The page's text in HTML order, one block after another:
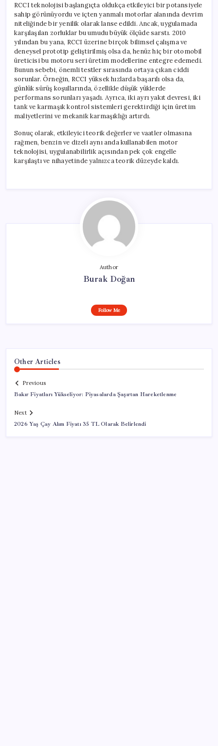
RCCI teknolojisi başlangıçta oldukça etkileyici bir potansiyele
sahip görünüyordu ve içten yanmalı motorlar alanında devrim
niteliğinde bir yenilik olarak lanse edildi. Ancak, uygulamada
karşılaşılan zorluklar bu umudu büyük ölçüde sarstı. 2010
yılından bu yana, RCCI üzerine birçok bilimsel çalışma ve
deneysel prototip geliştirilmiş olsa da, henüz hiç bir otomobil
üreticisi bu motoru seri üretim modellerine entegre edemedi.
Bunun sebebi, önemli testler sırasında ortaya çıkan ciddi
sorunlar. Örneğin, RCCI yüksek hızlarda başarılı olsa da,
günlük sürüş koşullarında, özellikle düşük yüklerde
performans sorunları yaşadı. Ayrıca, iki ayrı yakıt devresi, iki
tank ve karmaşık kontrol sistemleri gerektirdiği için üretim
maliyetlerini ve mekanik karmaşıklığı artırdı.
Sonuç olarak, etkileyici teorik değerler ve vaatler olmasına
rağmen, benzin ve dizeli aynı anda kullanabilen motor
teknolojisi, uygulanabilirlik açısından pek çok engelle
karşılaştı ve nihayetinde yalnızca teorik düzeyde kaldı.
Author
Burak Doğan
Follow Me
Other Articles
Previous
Bakır Fiyatları Yükseliyor: Piyasalarda Şaşırtan Hareketlenme
Next
2026 Yaş Çay Alım Fiyatı 35 TL Olarak Belirlendi